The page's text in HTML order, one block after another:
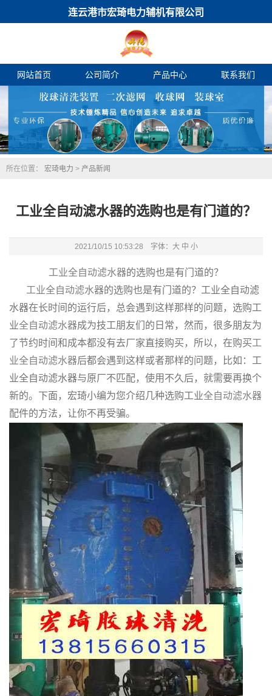
连云港市宏琦电力辅机有限公司
网站首页 公司简介 产品中心 联系我们
所在位置： 宏琦电力 > 产品新闻
工业全自动滤水器的选购也是有门道的？
2021/10/15 10:53:28 字体： 大 中 小
工业全自动滤水器的选购也是有门道的？
工业全自动滤水器的选购也是有门道的？工业全自动滤
水器在长时间的运行后，总会遇到这样那样的问题，选购工
业全自动滤水器成为技工朋友们的日常，然而，很多朋友为
了节约时间和成本都没有去厂家直接购买，所以，在购买工
业全自动滤水器后都会遇到这样或者那样的问题，比如：工
业全自动滤水器与原厂不匹配，使用不久后，就需要再换个
新的。下面，宏琦小编为您介绍几种选购工业全自动滤水器
配件的方法，让你不再受骗。